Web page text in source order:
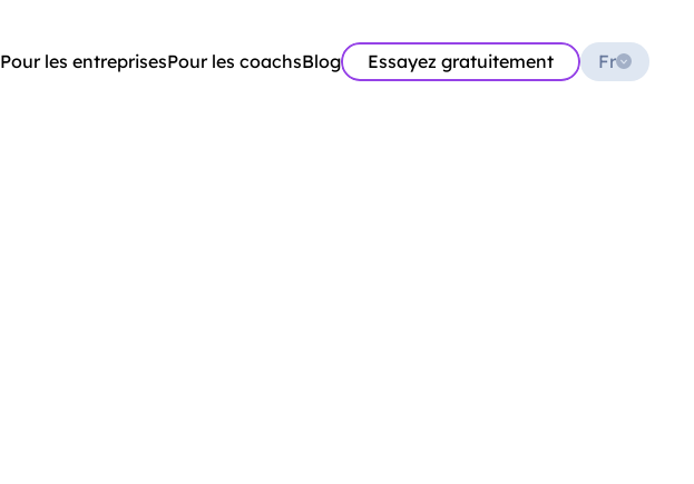
Pour les entreprisesPour les coachsBlog Essayez gratuitement
Select Language
Fr